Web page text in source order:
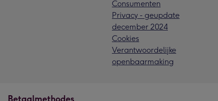
Consumenten
Privacy - geupdate
december 2024
Cookies
Verantwoordelijke
openbaarmaking
Betaalmethodes